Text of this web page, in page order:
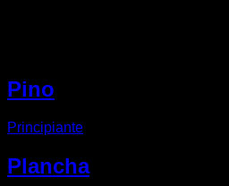
Pino
Principiante
Plancha